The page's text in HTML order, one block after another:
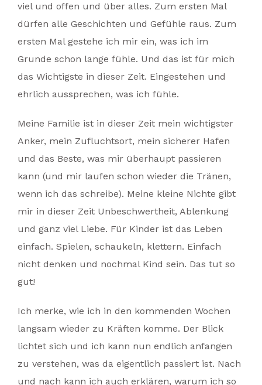
viel und offen und über alles. Zum ersten Mal
dürfen alle Geschichten und Gefühle raus. Zum
ersten Mal gestehe ich mir ein, was ich im
Grunde schon lange fühle. Und das ist für mich
das Wichtigste in dieser Zeit. Eingestehen und
ehrlich aussprechen, was ich fühle.
Meine Familie ist in dieser Zeit mein wichtigster
Anker, mein Zufluchtsort, mein sicherer Hafen
und das Beste, was mir überhaupt passieren
kann (und mir laufen schon wieder die Tränen,
wenn ich das schreibe). Meine kleine Nichte gibt
mir in dieser Zeit Unbeschwertheit, Ablenkung
und ganz viel Liebe. Für Kinder ist das Leben
einfach. Spielen, schaukeln, klettern. Einfach
nicht denken und nochmal Kind sein. Das tut so
gut!
Ich merke, wie ich in den kommenden Wochen
langsam wieder zu Kräften komme. Der Blick
lichtet sich und ich kann nun endlich anfangen
zu verstehen, was da eigentlich passiert ist. Nach
und nach kann ich auch erklären, warum ich so